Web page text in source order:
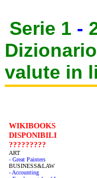
Serie 1 -
valute in
WIKIBOOKS
DISPONIBILI
?????????
ART
- Great Painters
BUSINESS&LAW
- Accounting